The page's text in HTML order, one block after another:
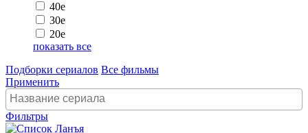
40e
30e
20e
показать все
Подборки сериалов Все фильмы
Применить
Фильтры